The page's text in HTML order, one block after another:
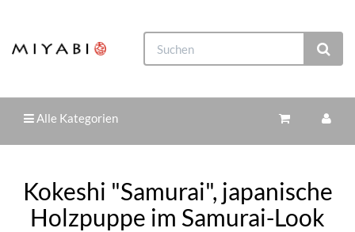
Alle Kategorien
Kokeshi "Samurai", japanische
Holzpuppe im Samurai-Look